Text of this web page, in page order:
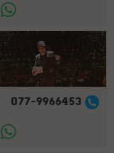
077-9966453